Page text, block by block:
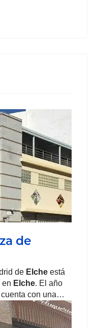
de
de Elche está
en Elche. El año
cuenta con una…